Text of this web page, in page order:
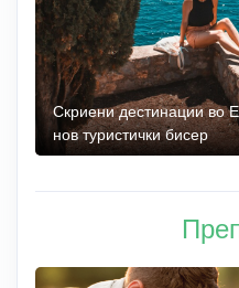
Скриени дестинации во
нов туристички бисер